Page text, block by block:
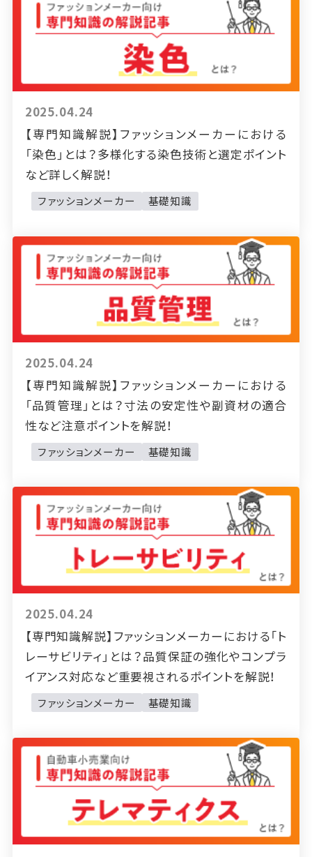
2025.04.24
【専門知識解説】ファッションメーカーにおける
「染色」とは？多様化する染色技術と選定ポイント
など詳しく解説！
ファッションメーカー 基礎知識
2025.04.24
【専門知識解説】ファッションメーカーにおける
「品質管理」とは？寸法の安定性や副資材の適合
性など注意ポイントを解説！
ファッションメーカー 基礎知識
2025.04.24
【専門知識解説】ファッションメーカーにおける「ト
レーサビリティ」とは？品質保証の強化やコンプラ
イアンス対応など重要視されるポイントを解説！
ファッションメーカー 基礎知識